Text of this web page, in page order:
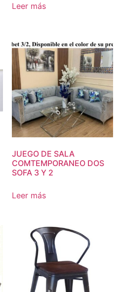
Leer más
JUEGO DE SALA
COMTEMPORANEO DOS
SOFA 3 Y 2
Leer más